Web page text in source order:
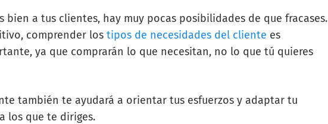
bien a tus clientes, hay muy pocas posibilidades de que fracases.
comprender los tipos de necesidades del cliente es
ya que comprarán lo que necesitan, no lo que tú quieres
también te ayudará a orientar tus esfuerzos y adaptar tu
los que te diriges.